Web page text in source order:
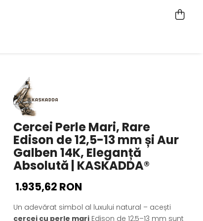
Cercei Perle Mari, Rare
Edison de 12,5-13 mm și Aur
Galben 14K, Eleganță
Absolută | KASKADDA®
1.935,62 RON
Un adevărat simbol al luxului natural – acești
cercei cu perle mari Edison de 12,5–13 mm sunt